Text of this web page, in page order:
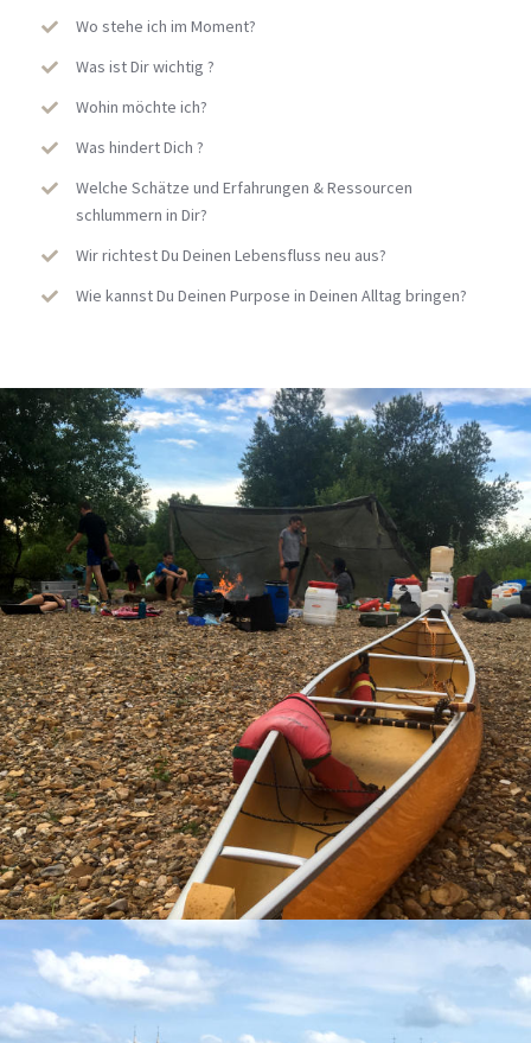
Wo stehe ich im Moment?
Was ist Dir wichtig ?
Wohin möchte ich?
Was hindert Dich ?
Welche Schätze und Erfahrungen & Ressourcen
schlummern in Dir?
Wir richtest Du Deinen Lebensfluss neu aus?
Wie kannst Du Deinen Purpose in Deinen Alltag bringen?